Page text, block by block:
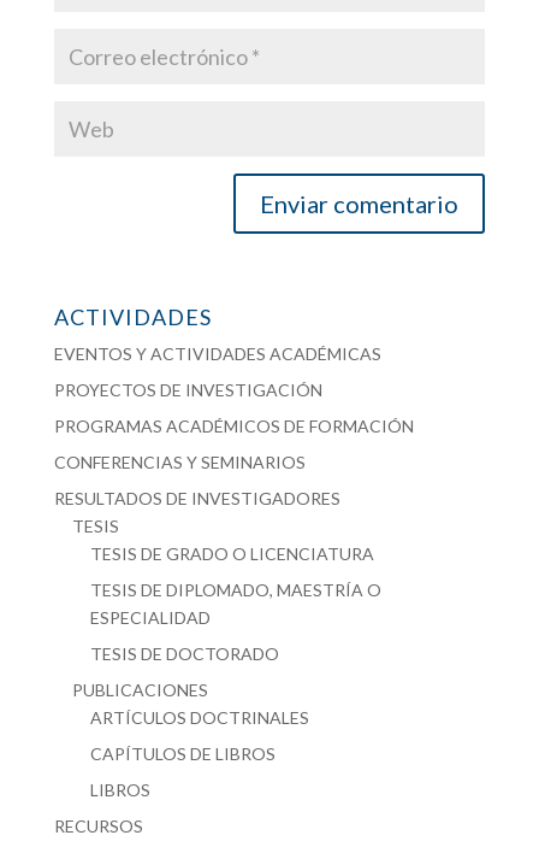
ACTIVIDADES
EVENTOS Y ACTIVIDADES ACADÉMICAS
PROYECTOS DE INVESTIGACIÓN
PROGRAMAS ACADÉMICOS DE FORMACIÓN
CONFERENCIAS Y SEMINARIOS
RESULTADOS DE INVESTIGADORES
TESIS
TESIS DE GRADO O LICENCIATURA
TESIS DE DIPLOMADO, MAESTRÍA O
ESPECIALIDAD
TESIS DE DOCTORADO
PUBLICACIONES
ARTÍCULOS DOCTRINALES
CAPÍTULOS DE LIBROS
LIBROS
RECURSOS